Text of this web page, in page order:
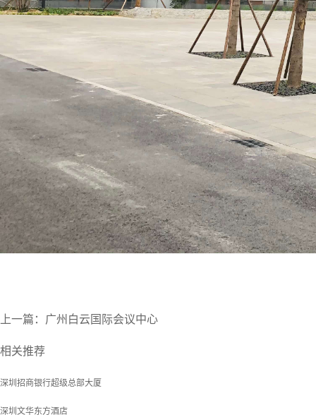
上一篇： 广州白云国际会议中心
相关推荐
深圳招商银行超级总部大厦
深圳文华东方酒店